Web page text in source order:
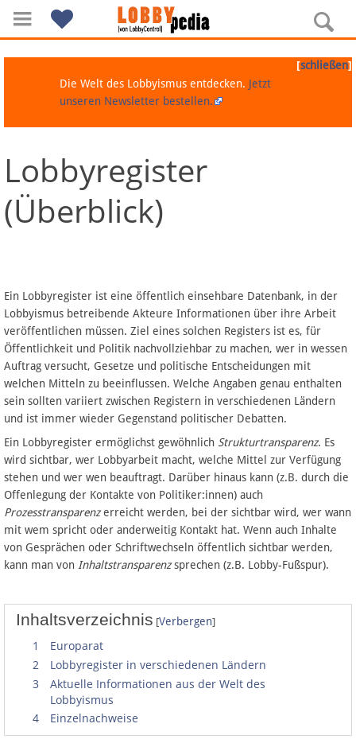
Navigation
Über Lobbypedia
Artikel nach Kategorien
FAQ
Spenden
Fördermitglied werden
Fehler melden
Vernetzen
Newsletter
Bluesky
Facebook
Instagram
Anmelden
[schließen]
Die Welt des Lobbyismus entdecken. Jetzt
unseren Newsletter bestellen.
Lobbyregister
(Überblick)
Ein Lobbyregister ist eine öffentlich einsehbare Datenbank, in der
Lobbyismus betreibende Akteure Informationen über ihre Arbeit
veröffentlichen müssen. Ziel eines solchen Registers ist es, für
Öffentlichkeit und Politik nachvollziehbar zu machen, wer in wessen
Auftrag versucht, Gesetze und politische Entscheidungen mit
welchen Mitteln zu beeinflussen. Welche Angaben genau enthalten
sein sollten variiert zwischen Registern in verschiedenen Ländern
und ist immer wieder Gegenstand politischer Debatten.
Ein Lobbyregister ermöglichst gewöhnlich Strukturtransparenz. Es
wird sichtbar, wer Lobbyarbeit macht, welche Mittel zur Verfügung
stehen und wer wen beauftragt. Darüber hinaus kann (z.B. durch die
Offenlegung der Kontakte von Politiker:innen) auch
Prozesstransparenzerreicht werden, bei der sichtbar wird, wer wann
mit wem spricht oder anderweitig Kontakt hat. Wenn auch Inhalte
von Gesprächen oder Schriftwechseln öffentlich sichtbar werden,
kann man von Inhaltstransparenzsprechen (z.B. Lobby-Fußspur).
Inhaltsverzeichnis [Verbergen]
1
Europarat
2
Lobbyregister in verschiedenen Ländern
3
Aktuelle Informationen aus der Welt des
Lobbyismus
4
Einzelnachweise